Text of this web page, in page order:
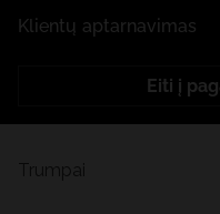
Klientų aptarnavimas
Eiti į